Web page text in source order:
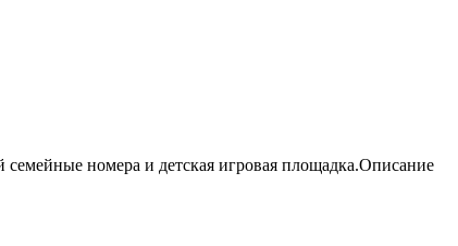
номера и детская игровая площадка.Описание